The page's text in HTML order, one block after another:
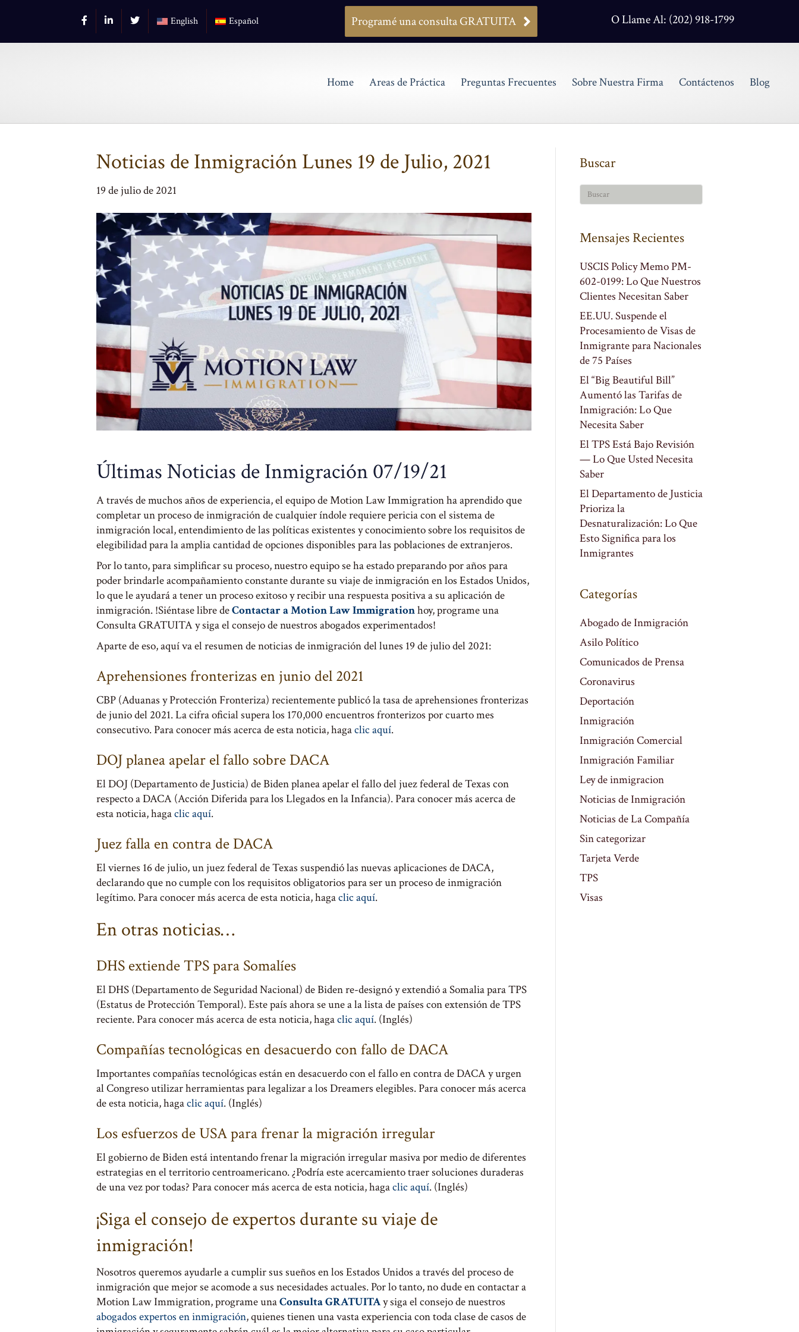
English Español Programé una consulta GRATUITA O Llame Al: (202) 918-1799
Home Areas de Práctica Preguntas Frecuentes Sobre Nuestra Firma Contáctenos Blog
Noticias de Inmigración Lunes 19 de Julio, 2021
19 de julio de 2021
Últimas Noticias de Inmigración 07/19/21
A través de muchos años de experiencia, el equipo de Motion Law Immigration ha aprendido que
completar un proceso de inmigración de cualquier índole requiere pericia con el sistema de
inmigración local, entendimiento de las políticas existentes y conocimiento sobre los requisitos de
elegibilidad para la amplia cantidad de opciones disponibles para las poblaciones de extranjeros.
Por lo tanto, para simplificar su proceso, nuestro equipo se ha estado preparando por años para
poder brindarle acompañamiento constante durante su viaje de inmigración en los Estados Unidos,
lo que le ayudará a tener un proceso exitoso y recibir una respuesta positiva a su aplicación de
inmigración. !Siéntase libre deContactar a Motion Law Immigrationhoy, programe una
Consulta GRATUITA y siga el consejo de nuestros abogados experimentados!
Aparte de eso, aquí va el resumen de noticias de inmigración del lunes 19 de julio del 2021:
Aprehensiones fronterizas en junio del 2021
CBP (Aduanas y Protección Fronteriza) recientemente publicó la tasa de aprehensiones fronterizas
de junio del 2021. La cifra oficial supera los 170,000 encuentros fronterizos por cuarto mes
consecutivo. Para conocer más acerca de esta noticia, hagaclic aquí.
DOJ planea apelar el fallo sobre DACA
El DOJ (Departamento de Justicia) de Biden planea apelar el fallo del juez federal de Texas con
respecto a DACA (Acción Diferida para los Llegados en la Infancia). Para conocer más acerca de
esta noticia, hagaclic aquí.
Juez falla en contra de DACA
El viernes 16 de julio, un juez federal de Texas suspendió las nuevas aplicaciones de DACA,
declarando que no cumple con los requisitos obligatorios para ser un proceso de inmigración
legítimo. Para conocer más acerca de esta noticia, hagaclic aquí.
En otras noticias…
DHS extiende TPS para Somalíes
El DHS (Departamento de Seguridad Nacional) de Biden re-designó y extendió a Somalia para TPS
(Estatus de Protección Temporal). Este país ahora se une a la lista de países con extensión de TPS
reciente. Para conocer más acerca de esta noticia, hagaclic aquí. (Inglés)
Compañías tecnológicas en desacuerdo con fallo de DACA
Importantes compañías tecnológicas están en desacuerdo con el fallo en contra de DACA y urgen
al Congreso utilizar herramientas para legalizar a los Dreamers elegibles. Para conocer más acerca
de esta noticia, hagaclic aquí. (Inglés)
Los esfuerzos de USA para frenar la migración irregular
El gobierno de Biden está intentando frenar la migración irregular masiva por medio de diferentes
estrategias en el territorio centroamericano. ¿Podría este acercamiento traer soluciones duraderas
de una vez por todas? Para conocer más acerca de esta noticia, hagaclic aquí. (Inglés)
¡Siga el consejo de expertos durante su viaje de
inmigración!
Nosotros queremos ayudarle a cumplir sus sueños en los Estados Unidos a través del proceso de
inmigración que mejor se acomode a sus necesidades actuales. Por lo tanto, no dude en contactar a
Motion Law Immigration, programe unaConsulta GRATUITAy siga el consejo de nuestros
abogados expertos en inmigración, quienes tienen una vasta experiencia con toda clase de casos de
Buscar
Mensajes Recientes
USCIS Policy Memo PM-
602-0199: Lo Que Nuestros
Clientes Necesitan Saber
EE.UU. Suspende el
Procesamiento de Visas de
Inmigrante para Nacionales
de 75 Países
El “Big Beautiful Bill”
Aumentó las Tarifas de
Inmigración: Lo Que
Necesita Saber
El TPS Está Bajo Revisión
— Lo Que Usted Necesita
Saber
El Departamento de Justicia
Prioriza la
Desnaturalización: Lo Que
Esto Significa para los
Inmigrantes
Categorías
Abogado de Inmigración
Asilo Político
Comunicados de Prensa
Coronavirus
Deportación
Inmigración
Inmigración Comercial
Inmigración Familiar
Ley de inmigracion
Noticias de Inmigración
Noticias de La Compañía
Sin categorizar
Tarjeta Verde
TPS
Visas